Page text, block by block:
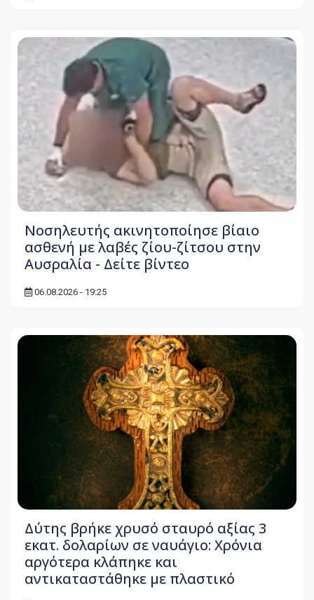
Νοσηλευτής ακινητοποίησε βίαιο
ασθενή με λαβές ζίου-ζίτσου στην
Αυσραλία - Δείτε βίντεο
06.08.2026 - 19:25
Δύτης βρήκε χρυσό σταυρό αξίας 3
εκατ. δολαρίων σε ναυάγιο: Χρόνια
αργότερα κλάπηκε και
αντικαταστάθηκε με πλαστικό